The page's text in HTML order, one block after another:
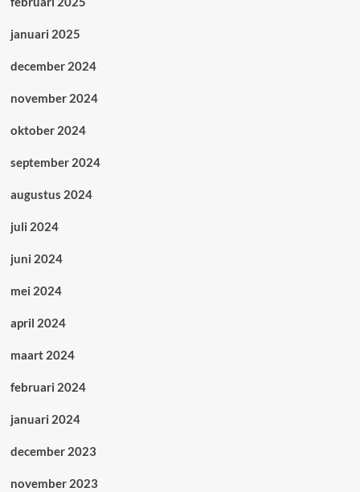
januari 2025
december 2024
november 2024
oktober 2024
september 2024
augustus 2024
juli 2024
juni 2024
mei 2024
april 2024
maart 2024
februari 2024
januari 2024
december 2023
november 2023